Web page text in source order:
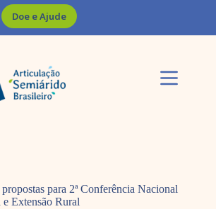
Doe e Ajude
para 2ª Conferência Nacional
Extensão Rural